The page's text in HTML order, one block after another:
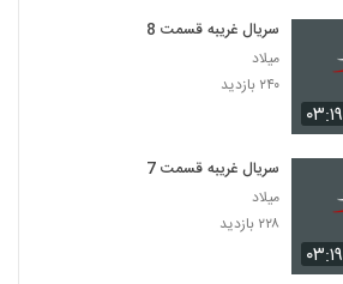
۰۳:۱۹
سریال غریبه قسمت 8
میلاد
۲۴۰ بازدید
۰۳:۱۹
سریال غریبه قسمت 7
میلاد
۲۲۸ بازدید